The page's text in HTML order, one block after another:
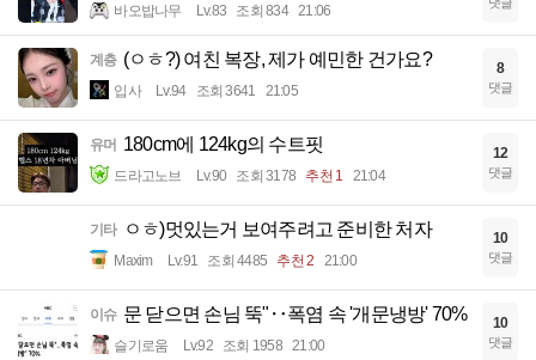
바오밥나무 Lv.83 조회 834 21:06
계층 (ㅇㅎ?) 여친 복장, 제가 예민한 건가요?
입사 Lv.94 조회 3641 21:05
8
댓글
유머 180cm에 124kg의 수트핏
드라고노브 Lv.90 조회 3178 추천 1 21:04
12
댓글
기타 ㅇㅎ)멋있는거 보여주려고 준비한 처자
Maxim Lv.91 조회 4485 추천 2 21:00
10
댓글
이슈 문 닫으면 손님 뚝"‥폭염 속 '개문냉방' 70%
슬기로움 Lv.92 조회 1958 21:00
10
댓글